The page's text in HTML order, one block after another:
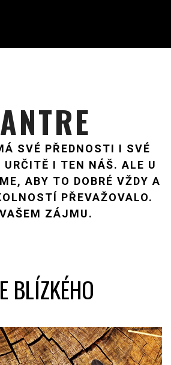
SVÉ PŘEDNOSTI I SVÉ
URČITĚ I TEN NÁŠ. ALE U
ABY TO DOBRÉ VŽDY A
PŘEVAŽOVALO.
ZÁJMU.
BLÍZKÉHO